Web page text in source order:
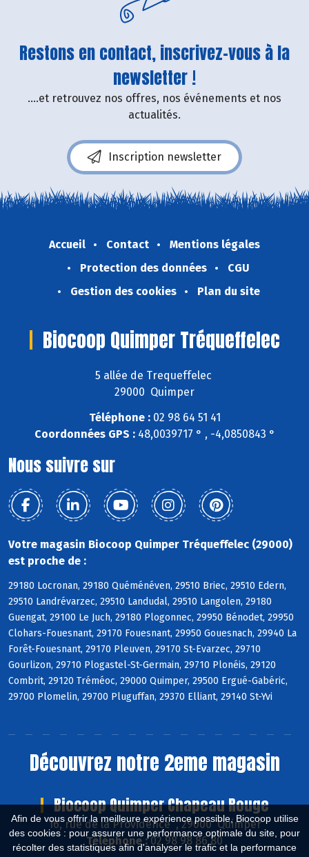
Afin de vous offrir la meilleure expérience possible, Biocoop utilise
des cookies : pour assurer une performance optimale du site, pour
récolter des statistiques afin d'analyser le trafic et la performance
Restons en contact, inscrivez-vous à la
newsletter !
....et retrouvez nos offres, nos événements et nos
actualités.
Inscription newsletter
Accueil Contact
Mentions légales
Protection des données
CGU
Gestion des cookies
Plan du site
Biocoop Quimper Tréqueffelec
5 allée de Trequeffelec
29000 Quimper
Téléphone :02 98 64 51 41
Coordonnées GPS :48,0039717 ° , -4,0850843 °
Nous suivre sur
Votre magasin Biocoop Quimper Tréqueffelec (29000)
est proche de :
29180 Locronan, 29180 Quéménéven, 29510 Briec, 29510 Edern,
29510 Landrévarzec, 29510 Landudal, 29510 Langolen, 29180
Guengat, 29100 Le Juch, 29180 Plogonnec, 29950 Bénodet, 29950
Clohars-Fouesnant, 29170 Fouesnant, 29950 Gouesnach, 29940 La
Forêt-Fouesnant, 29170 Pleuven, 29170 St-Evarzec, 29710
Gourlizon, 29710 Plogastel-St-Germain, 29710 Plonéis, 29120
Combrit, 29120 Tréméoc, 29000 Quimper, 29500 Ergué-Gabéric,
29700 Plomelin, 29700 Pluguffan, 29370 Elliant, 29140 St-Yvi
Découvrez notre 2eme magasin
Biocoop Quimper Chapeau Rouge
16, rue de la Providence , 29000 Quimper
Téléphone :02 98 98 86 80